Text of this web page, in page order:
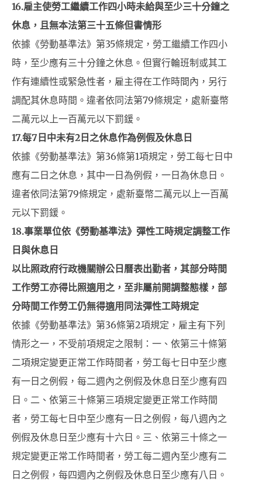
16.雇主使勞工繼續工作四小時未給與至少三十分鐘之
休息，且無本法第三十五條但書情形
依據《勞動基準法》第35條規定，勞工繼續工作四小
時，至少應有三十分鐘之休息。但實行輪班制或其工
作有連續性或緊急性者，雇主得在工作時間內，另行
調配其休息時間。違者依同法第79條規定，處新臺幣
二萬元以上一百萬元以下罰鍰。
17.每7日中未有2日之休息作為例假及休息日
依據《勞動基準法》第36條第1項規定，勞工每七日中
應有二日之休息，其中一日為例假，一日為休息日。
違者依同法第79條規定，處新臺幣二萬元以上一百萬
元以下罰鍰。
18.事業單位依《勞動基準法》彈性工時規定調整工作
日與休息日
以比照政府行政機關辦公日曆表出勤者，其部分時間
工作勞工亦得比照適用之，至非屬前開調整態樣，部
分時間工作勞工仍無得適用同法彈性工時規定
依據《勞動基準法》第36條第2項規定，雇主有下列
情形之一，不受前項規定之限制：一、依第三十條第
二項規定變更正常工作時間者，勞工每七日中至少應
有一日之例假，每二週內之例假及休息日至少應有四
日。二、依第三十條第三項規定變更正常工作時間
者，勞工每七日中至少應有一日之例假，每八週內之
例假及休息日至少應有十六日。三、依第三十條之一
規定變更正常工作時間者，勞工每二週內至少應有二
日之例假，每四週內之例假及休息日至少應有八日。